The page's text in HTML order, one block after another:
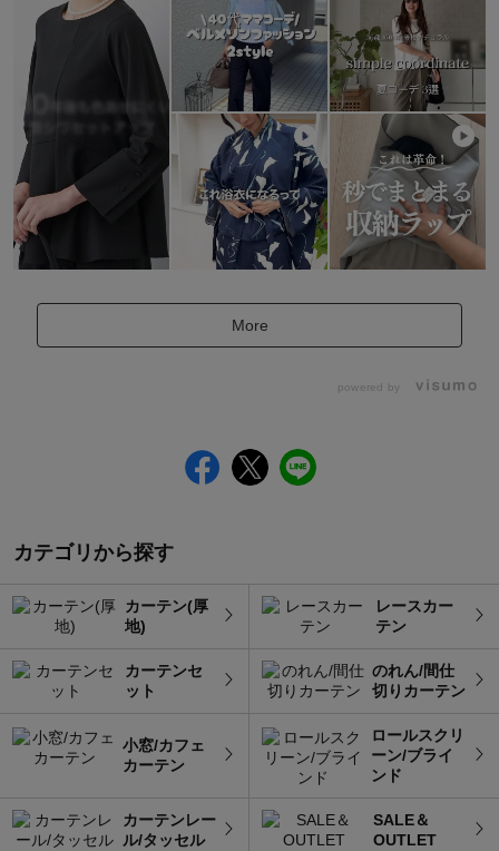
More
powered by
カテゴリから探す
カーテン(厚
地)
レースカー
テン
カーテンセ
ット
のれん/間仕
切りカーテン
小窓/カフェ
カーテン
ロールスクリ
ーン/ブライ
ンド
カーテンレー
ル/タッセル
SALE＆
OUTLET